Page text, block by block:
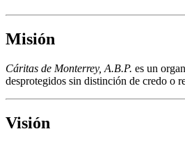
Misión
Cáritas de Monterrey, A.B.P. es un
desprotegidos sin distinción de credo o
Visión